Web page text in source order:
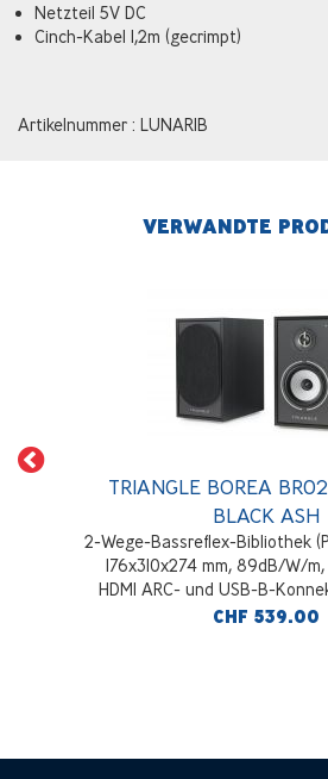
Netzteil 5V DC
Cinch-Kabel 1,2m (gecrimpt)
Artikelnummer : LUNAR1B
VERWANDTE
TRIANGLE BOREA
BLACK ASH
2-Wege-Bassreflex-Bibliothek
176x310x274 mm, 89dB/W/m,
HDMI ARC- und USB-B-
schwarz
CHF 539.00